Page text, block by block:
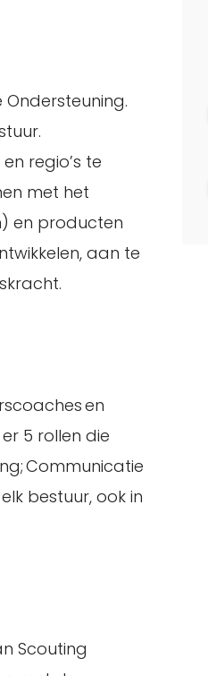
regio’s te
met het
en producten
aan te
en
5 rollen die
Communicatie
bestuur, ook in
Scouting